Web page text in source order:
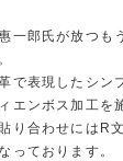
一郎氏が放つも
で表現したシン
エンボス加工を
り合わせにはR
っております。